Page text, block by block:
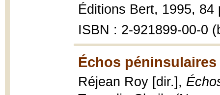
Éditions Bert, 1995,
ISBN : 2-921899-00-0
Échos péninsulaires
Réjean Roy [dir.],